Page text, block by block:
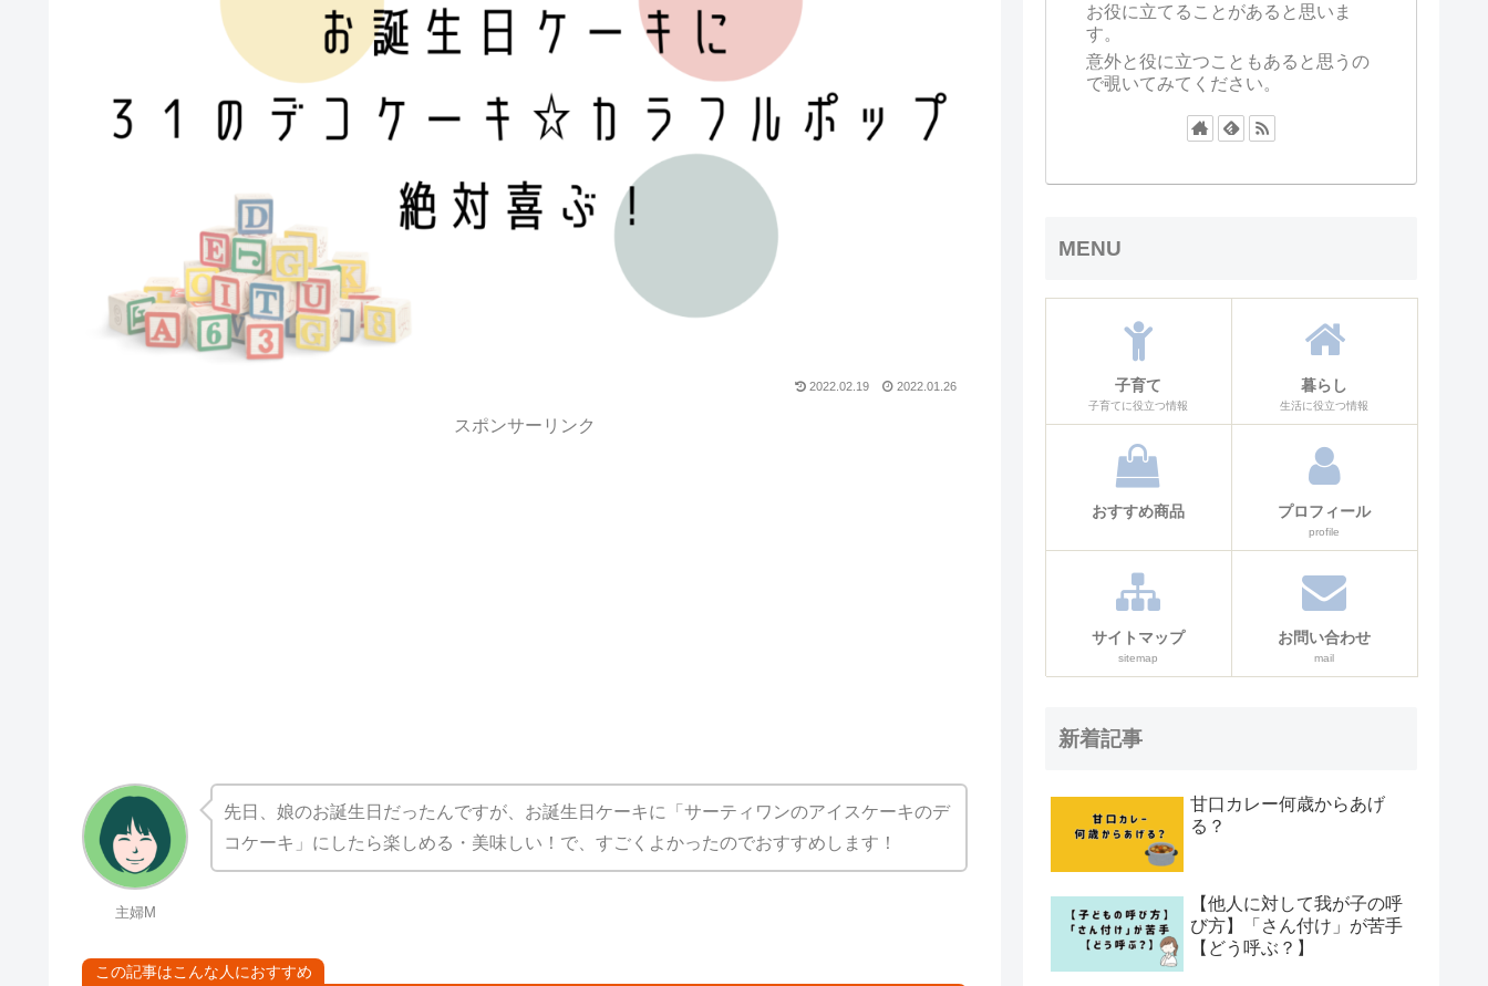
2022.02.19 2022.01.26
スポンサーリンク
主婦M
先日、娘のお誕生日だったんですが、お誕生日ケーキに「サーティワンのアイスケーキのデ
コケーキ」にしたら楽しめる・美味しい！で、すごくよかったのでおすすめします！
この記事はこんな人におすすめ
お役に立てることがあると思いま
す。
意外と役に立つこともあると思うの
で覗いてみてください。
MENU
子育て
子育てに役立つ情報
暮らし
生活に役立つ情報
おすすめ商品 プロフィール
profile
サイトマップ
sitemap
お問い合わせ
mail
新着記事
甘口カレー何歳からあげ
る？
【他人に対して我が子の呼
び方】「さん付け」が苦手
【どう呼ぶ？】